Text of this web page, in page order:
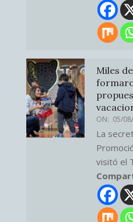
Miles
ON: 05/
La
visitó el